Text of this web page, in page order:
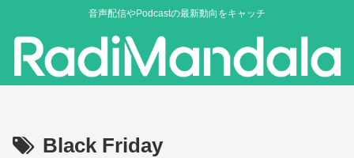
音声配信やPodcastの最新動向をキャッチ
Black Friday